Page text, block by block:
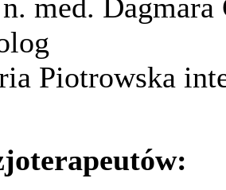
med.
Piotrowska